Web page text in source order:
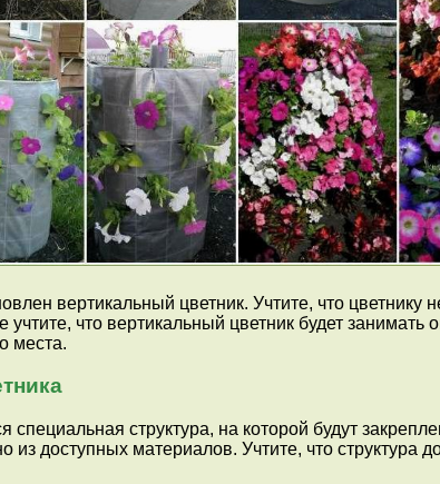
вертикальный цветник. Учтите, что цветнику
что вертикальный цветник будет
места.
специальная структура, на которой будут
из доступных материалов. Учтите, что